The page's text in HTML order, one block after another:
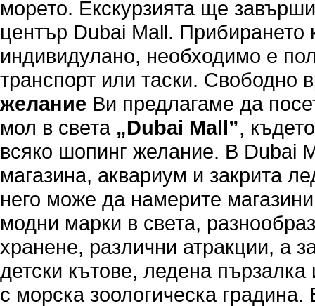
морето. Екскурзията ще
център Dubai Mall. Прибирането
индивидулано, необходимо е
транспорт или таски. Свободно
желание Ви предлагаме да
мол в света „Dubai Mall”,
всяко шопинг желание. В Dubai
магазина, аквариум и закрита
него може да намерите
модни марки в света,
хранене, различни атракции, а
детски кътове, ледена
с морска зоологическа